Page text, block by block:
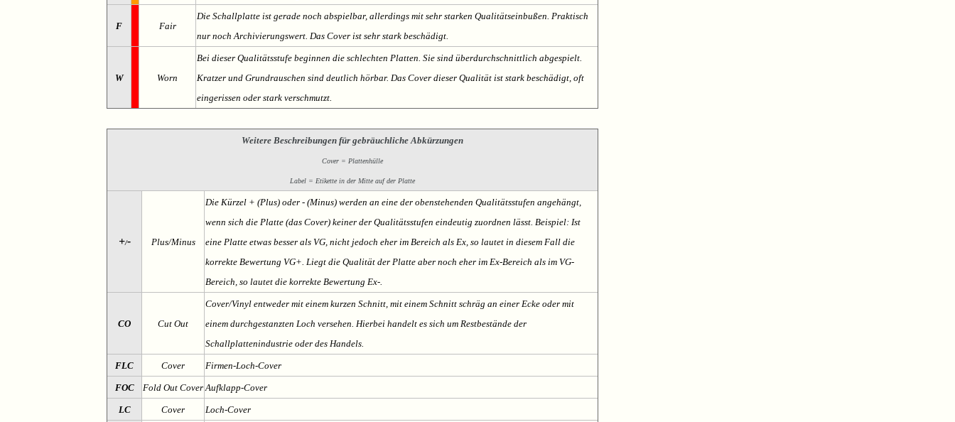
F Fair
Die Schallplatte ist gerade noch abspielbar, allerdings mit sehr starken Qualitätseinbußen. Praktisch
nur noch Archivierungswert. Das Cover ist sehr stark beschädigt.
W Worn
Bei dieser Qualitätsstufe beginnen die schlechten Platten. Sie sind überdurchschnittlich abgespielt.
Kratzer und Grundrauschen sind deutlich hörbar. Das Cover dieser Qualität ist stark beschädigt, oft
eingerissen oder stark verschmutzt.
Weitere Beschreibungen für gebräuchliche Abkürzungen
Cover = Plattenhülle
Label = Etikette in der Mitte auf der Platte
+/- Plus/Minus
Die Kürzel + (Plus) oder - (Minus) werden an eine der obenstehenden Qualitätsstufen angehängt,
wenn sich die Platte (das Cover) keiner der Qualitätsstufen eindeutig zuordnen lässt. Beispiel: Ist
eine Platte etwas besser als VG, nicht jedoch eher im Bereich als Ex, so lautet in diesem Fall die
korrekte Bewertung VG+. Liegt die Qualität der Platte aber noch eher im Ex-Bereich als im VG-
Bereich, so lautet die korrekte Bewertung Ex-.
CO Cut Out
Cover/Vinyl entweder mit einem kurzen Schnitt, mit einem Schnitt schräg an einer Ecke oder mit
einem durchgestanzten Loch versehen. Hierbei handelt es sich um Restbestände der
Schallplattenindustrie oder des Handels.
FLC Cover Firmen-Loch-Cover
FOC Fold Out Cover Aufklapp-Cover
LC Cover Loch-Cover